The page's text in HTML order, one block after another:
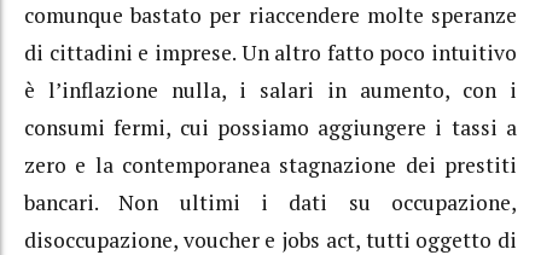
comunque bastato per riaccendere molte speranze
di cittadini e imprese. Un altro fatto poco intuitivo
è l’inflazione nulla, i salari in aumento, con i
consumi fermi, cui possiamo aggiungere i tassi a
zero e la contemporanea stagnazione dei prestiti
bancari. Non ultimi i dati su occupazione,
disoccupazione, voucher e jobs act, tutti oggetto di